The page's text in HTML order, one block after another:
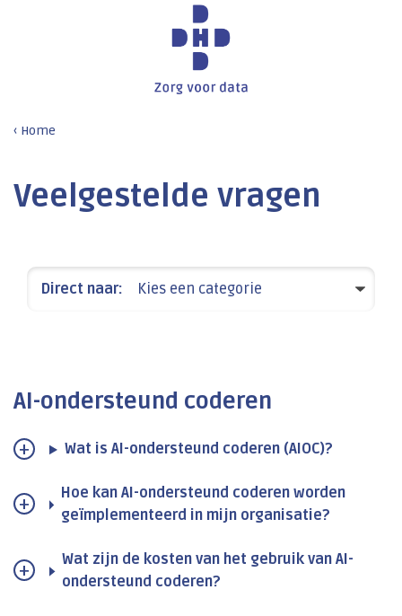
Home
Veelgestelde vragen
Direct naar: Kies een categorie
AI-ondersteund coderen
Wat is AI-ondersteund coderen (AIOC)?
Hoe kan AI-ondersteund coderen worden
geïmplementeerd in mijn organisatie?
Wat zijn de kosten van het gebruik van AI-
ondersteund coderen?